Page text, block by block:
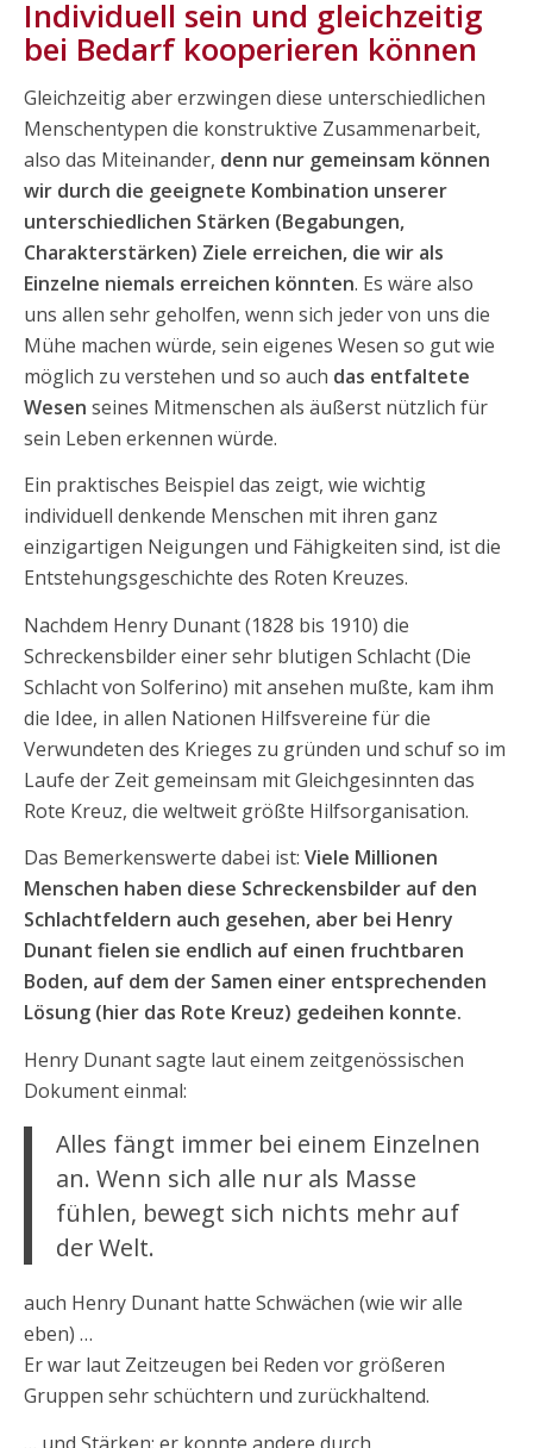
Individuell sein und gleichzeitig
bei Bedarf kooperieren können
Gleichzeitig aber erzwingen diese unterschiedlichen
Menschentypen die konstruktive Zusammenarbeit,
also das Miteinander, denn nur gemeinsam können
wir durch die geeignete Kombination unserer
unterschiedlichen Stärken (Begabungen,
Charakterstärken) Ziele erreichen, die wir als
Einzelne niemals erreichen könnten. Es wäre also
uns allen sehr geholfen, wenn sich jeder von uns die
Mühe machen würde, sein eigenes Wesen so gut wie
möglich zu verstehen und so auch das entfaltete
Wesen seines Mitmenschen als äußerst nützlich für
sein Leben erkennen würde.
Ein praktisches Beispiel das zeigt, wie wichtig
individuell denkende Menschen mit ihren ganz
einzigartigen Neigungen und Fähigkeiten sind, ist die
Entstehungsgeschichte des Roten Kreuzes.
Nachdem Henry Dunant (1828 bis 1910) die
Schreckensbilder einer sehr blutigen Schlacht (Die
Schlacht von Solferino) mit ansehen mußte, kam ihm
die Idee, in allen Nationen Hilfsvereine für die
Verwundeten des Krieges zu gründen und schuf so im
Laufe der Zeit gemeinsam mit Gleichgesinnten das
Rote Kreuz, die weltweit größte Hilfsorganisation.
Das Bemerkenswerte dabei ist: Viele Millionen
Menschen haben diese Schreckensbilder auf den
Schlachtfeldern auch gesehen, aber bei Henry
Dunant fielen sie endlich auf einen fruchtbaren
Boden, auf dem der Samen einer entsprechenden
Lösung (hier das Rote Kreuz) gedeihen konnte.
Henry Dunant sagte laut einem zeitgenössischen
Dokument einmal:
Alles fängt immer bei einem Einzelnen
an. Wenn sich alle nur als Masse
fühlen, bewegt sich nichts mehr auf
der Welt.
auch Henry Dunant hatte Schwächen (wie wir alle
eben) …
Er war laut Zeitzeugen bei Reden vor größeren
Gruppen sehr schüchtern und zurückhaltend.